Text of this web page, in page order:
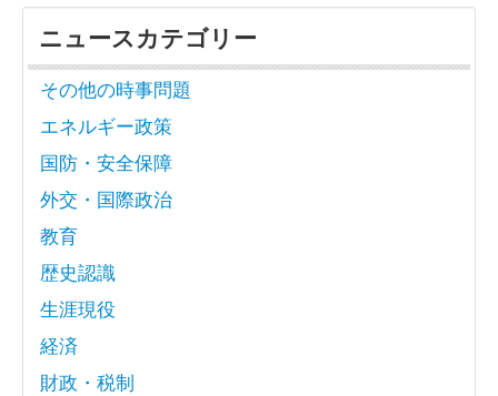
ニュースカテゴリー
その他の時事問題
エネルギー政策
国防・安全保障
外交・国際政治
教育
歴史認識
生涯現役
経済
財政・税制